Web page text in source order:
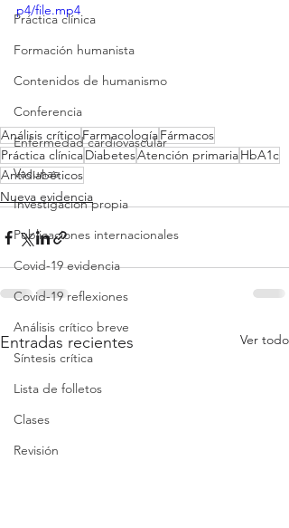
Práctica clínica
Formación humanista
Contenidos de humanismo
Conferencia
Enfermedad cardiovascular
Vacunas
Investigacion propia
Publicaciones internacionales
Covid-19 evidencia
Covid-19 reflexiones
Análisis crítico breve
Síntesis crítica
Lista de folletos
Clases
Revisión
p4/file.mp4
Análisis críticoFarmacologíaFármacos
Práctica clínicaDiabetesAtención primariaHbA1c
Antidiabéticos
Nueva evidencia
Entradas recientes Ver todo